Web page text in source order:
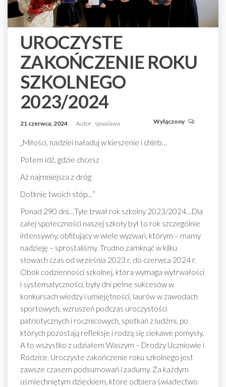
UROCZYSTE
ZAKOŃCZENIE ROKU
SZKOLNEGO
2023/2024
21 czerwca, 2024 Autor spwalawa Wyłączony
„Miłości, nadziei naładuj w kieszenie i chleb…
Potem idź, gdzie chcesz
Aż najmniejsza z dróg
Dotknie twoich stóp…”
Ponad 290 dni…Tyle trwał rok szkolny 2023/2024…Dla
całej społeczności naszej szkoły był to rok szczególnie
intensywny, obfitujący w wiele wyzwań, którym – mamy
nadzieję – sprostaliśmy. Trudno zamknąć w kilku
słowach czas od września 2023 r. do czerwca 2024 r.
Obok codzienności szkolnej, która wymaga wytrwałości
i systematyczności, były dni pełne sukcesów w
konkursach wiedzy i umiejętności, laurów w zawodach
sportowych, wzruszeń podczas uroczystości
patriotycznych i rocznicowych, spotkań z ludźmi, po
których pozostają refleksje i rodzą się ciekawe pomysły.
A to wszystko z udziałem Waszym – Drodzy Uczniowie i
Rodzice. Uroczyste zakończenie roku szkolnego jest
zawsze czasem podsumowań i zadumy. Za każdym
uśmiechniętym dzieckiem, które odbiera świadectwo